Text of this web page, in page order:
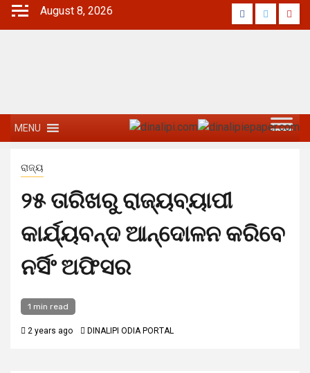
August 8, 2026
MENU
ରାଜ୍ୟ
୨୫ ତାରିଖରୁ ରାଜ୍ୟବ୍ୟାପୀ
କାର୍ଯ୍ୟବନ୍ଦ ଆନ୍ଦୋଳନ କରିବେ
ନର୍ସିଂ ଅଫିସର
1 min read
2 years ago DINALIPI ODIA PORTAL